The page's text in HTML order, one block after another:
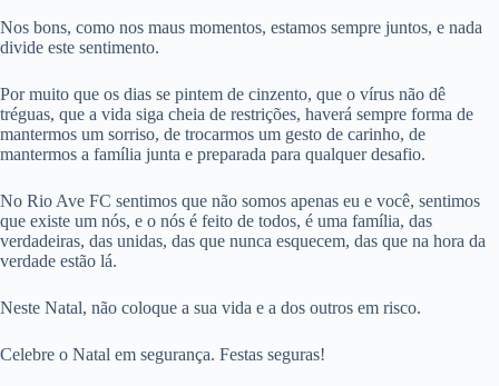
Nos bons, como nos maus momentos, estamos sempre juntos, e nada
divide este sentimento.
Por muito que os dias se pintem de cinzento, que o vírus não dê
tréguas, que a vida siga cheia de restrições, haverá sempre forma de
mantermos um sorriso, de trocarmos um gesto de carinho, de
mantermos a família junta e preparada para qualquer desafio.
No Rio Ave FC sentimos que não somos apenas eu e você, sentimos
que existe um nós, e o nós é feito de todos, é uma família, das
verdadeiras, das unidas, das que nunca esquecem, das que na hora da
verdade estão lá.
Neste Natal, não coloque a sua vida e a dos outros em risco.
Celebre o Natal em segurança. Festas seguras!